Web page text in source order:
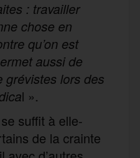
: travailler
chose en
qu’on est
aussi de
grévistes lors des
l ».
suffit à elle-
de la crainte